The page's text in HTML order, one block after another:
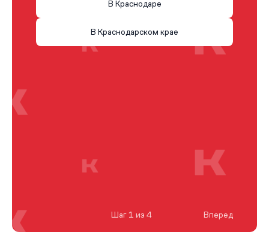
В Краснодаре
В Краснодарском крае
Шаг 1 из 4 Вперед